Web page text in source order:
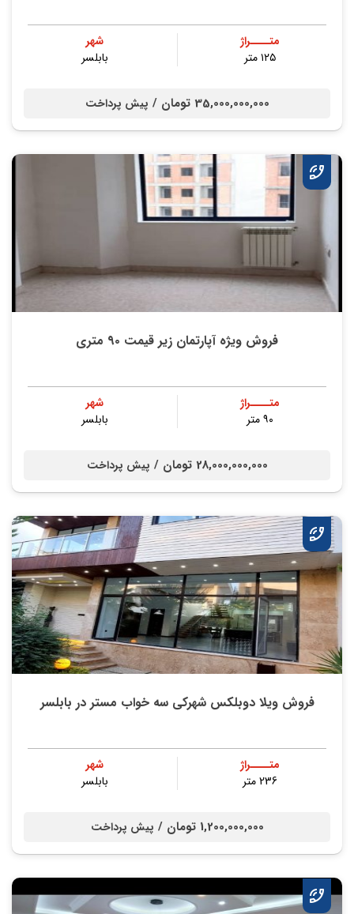
متــــراژ
۱۲۵ متر
شهر
بابلسر
35,000,000,000 تومان / پیش پرداخت
فروش ویژه آپارتمان زیر قیمت ۹۰ متری
متــــراژ
۹۰ متر
شهر
بابلسر
28,000,000,000 تومان / پیش پرداخت
فروش ویلا دوبلکس شهرکی سه خواب مستر در بابلسر
متــــراژ
236 متر
شهر
بابلسر
1,200,000,000 تومان / پیش پرداخت